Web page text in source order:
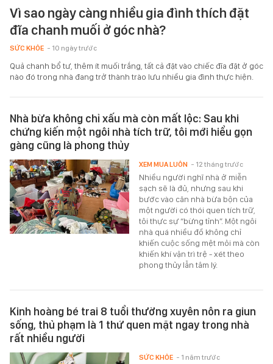
Vì sao ngày càng nhiều gia đình thích đặt
đĩa chanh muối ở góc nhà?
SỨC KHỎE - 10 ngày trước
Quả chanh bổ tư, thêm ít muối trắng, tất cả đặt vào chiếc đĩa đặt ở góc
nào đó trong nhà đang trở thành trào lưu nhiều gia đình thực hiện.
Nhà bừa không chỉ xấu mà còn mất lộc: Sau khi
chứng kiến một ngôi nhà tích trữ, tôi mới hiểu gọn
gàng cũng là phong thủy
Nhiều người nghĩ nhà ở miễn
sạch sẽ là đủ, nhưng sau khi
bước vào căn nhà bừa bộn của
một người có thói quen tích trữ,
tôi thực sự “bừng tỉnh”. Một ngôi
nhà quá nhiều đồ không chỉ
khiến cuộc sống mệt mỏi mà còn
khiến khí vận trì trệ - xét theo
phong thủy lẫn tâm lý.
XEM MUA LUÔN - 12 tháng trước
Kinh hoàng bé trai 8 tuổi thường xuyên nôn ra giun
sống, thủ phạm là 1 thứ quen mặt ngay trong nhà
rất nhiều người
SỨC KHỎE - 1 năm trước